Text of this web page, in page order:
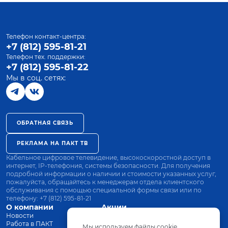
О компании
Новости
Работа в ПАКТ
Акции
Оплата
Телефон контакт-центра:
+7 (812) 595-81-21
Телефон тех. поддержки:
+7 (812) 595-81-22
Мы в соц. сетях:
ОБРАТНАЯ СВЯЗЬ
РЕКЛАМА НА ПАКТ ТВ
Кабельное цифровое телевидение, высокоскоростной доступ в
интернет, IP-телефония, системы безопасности. Для получения
подробной информации о наличии и стоимости указанных услуг,
пожалуйста, обращайтесь к менеджерам отдела клиентского
обслуживания с помощью специальной формы связи или по
телефону: +7 (812) 595-81-21